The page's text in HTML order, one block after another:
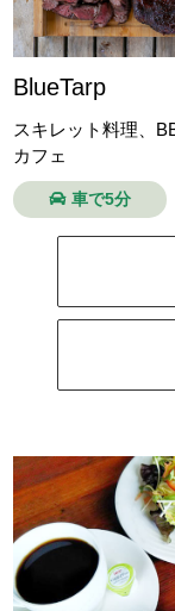
BlueTarp
スキレット料理、
カフェ
車で5分